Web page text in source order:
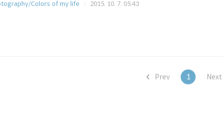
Colors of my life 2015. 10. 7. 05:43
Prev 1